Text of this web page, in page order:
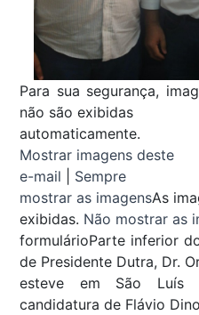
Para sua segurança,
não são exibidas
automaticamente.
Mostrar imagens deste
e-mail
Sempre
mostrar as imagensAs
exibidas. Não mostrar as
formulárioParte inferior
de Presidente Dutra, Dr.
esteve em São Luís
candidatura de Flávio